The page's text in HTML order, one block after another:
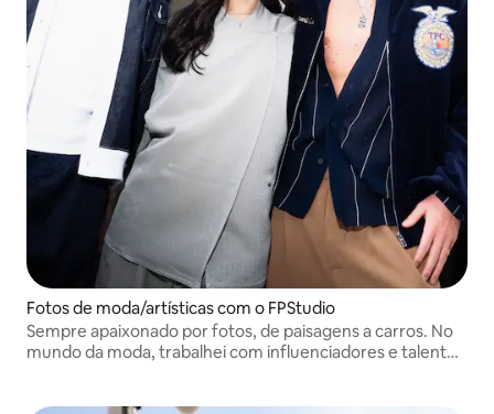
Fotos de moda/artísticas com o FPStudio
Sempre apaixonado por fotos, de paisagens a carros. No
mundo da moda, trabalhei com influenciadores e talentos